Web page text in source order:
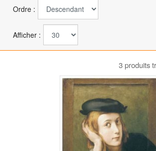
Ordre :
Afficher :
3 produits